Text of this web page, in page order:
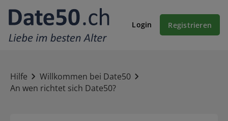
Login Registrieren
Hilfe
Willkommen bei Date50
An wen richtet sich Date50?